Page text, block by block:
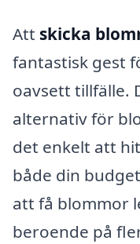
Att skicka
fantastisk gest
oavsett tillfälle.
alternativ för
det enkelt att
både din
att få blommor
beroende på